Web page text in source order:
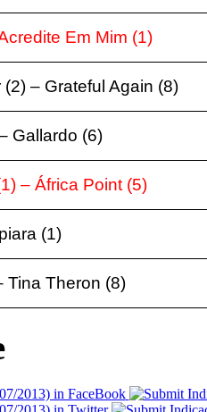
Em Mim (1)
– Grateful Again (8)
Gallardo (6)
– África Point (5)
(1)
Tina Theron (8)